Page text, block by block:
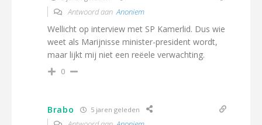
Antwoord aanAnoniem
Wellicht op interview met SP Kamerlid. Dus wie
weet als Marijnisse minister-president wordt,
maar lijkt mij niet een reëele verwachting.
0
Brabo 5 jaren geleden